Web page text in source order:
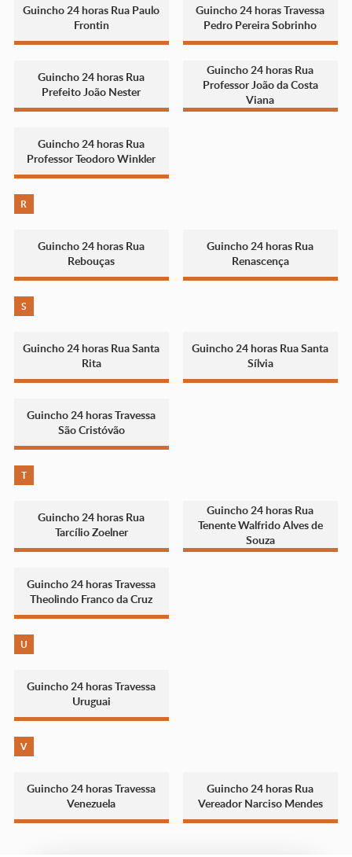
Guincho 24 horas Rua Paulo
Frontin
Guincho 24 horas Travessa
Pedro Pereira Sobrinho
Guincho 24 horas Rua
Prefeito João Nester
Guincho 24 horas Rua
Professor João da Costa
Viana
Guincho 24 horas Rua
Professor Teodoro Winkler
R
Guincho 24 horas Rua
Rebouças
Guincho 24 horas Rua
Renascença
S
Guincho 24 horas Rua Santa
Rita
Guincho 24 horas Rua Santa
Sílvia
Guincho 24 horas Travessa
São Cristóvão
T
Guincho 24 horas Rua
Tarcílio Zoelner
Guincho 24 horas Rua
Tenente Walfrido Alves de
Souza
Guincho 24 horas Travessa
Theolindo Franco da Cruz
U
Guincho 24 horas Travessa
Uruguai
V
Guincho 24 horas Travessa
Venezuela
Guincho 24 horas Rua
Vereador Narciso Mendes